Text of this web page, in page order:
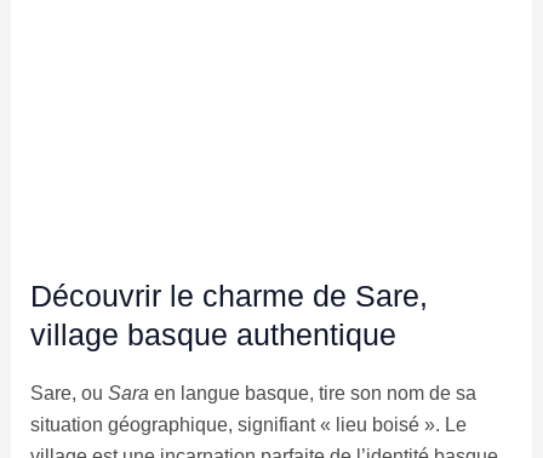
Découvrir le charme de Sare,
village basque authentique
Sare, ou Sara en langue basque, tire son nom de sa
situation géographique, signifiant « lieu boisé ». Le